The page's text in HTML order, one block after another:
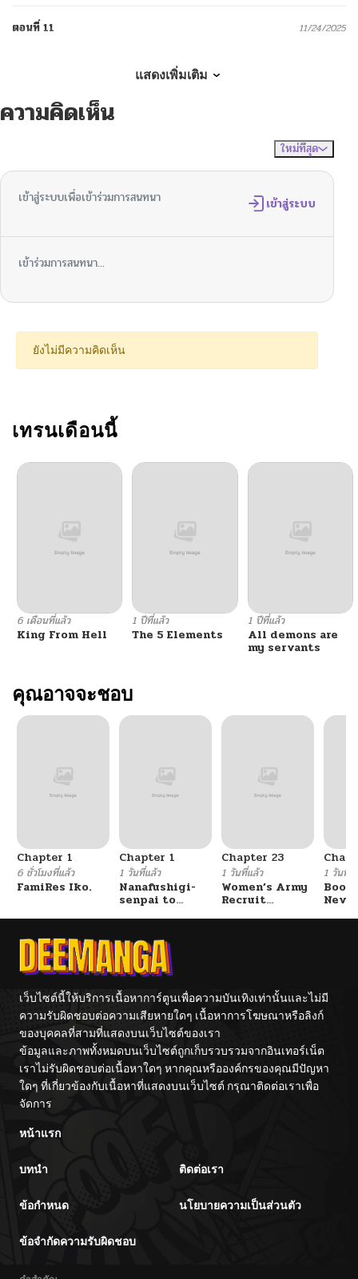
ตอนที่ 11 11/24/2025
ตอนที่ 9
12/15/2024
ตอนที่ 7 12/15/2024
12/15/2024
ตอนที่ 4 12/15/2024
ตอนที่ 2
ตอนที่ 1
แสดงเพิ่มเติม
ความคิดเห็น
ใหม่ที่สุด
เข้าสู่ระบบเพื่อเข้าร่วมการสนทนา เข้าสู่ระบบ
เข้าร่วมการสนทนา...
ยังไม่มีความคิดเห็น
เทรนเดือนนี้
6 เดือนที่แล้ว
King From Hell
1 ปีที่แล้ว
The 5 Elements
1 ปีที่แล้ว
All demons are
my servants
คุณอาจจะชอบ
Chapter 1
6 ชั่วโมงที่แล้ว
FamiRes Iko.
Chapter 1
1 วันที่แล้ว
Nanafushigi-
senpai to
Chapter 23
1 วันที่แล้ว
Women’s Army
Recruit
1 วันที่แ
เว็บไซต์นี้ให้บริการเนื้อหาการ์ตูนเพื่อความบันเทิงเท่านั้นและไม่มี
ความรับผิดชอบต่อความเสียหายใดๆ เนื้อหาการโฆษณาหรือลิงก์
ของบุคคลที่สามที่แสดงบนเว็บไซต์ของเรา
ข้อมูลและภาพทั้งหมดบนเว็บไซต์ถูกเก็บรวบรวมจากอินเทอร์เน็ต
เราไม่รับผิดชอบต่อเนื้อหาใดๆ หากคุณหรือองค์กรของคุณมีปัญหา
ใดๆ ที่เกี่ยวข้องกับเนื้อหาที่แสดงบนเว็บไซต์ กรุณาติดต่อเราเพื่อ
จัดการ
หน้าแรก
บทนำ ติดต่อเรา
ข้อกำหนด นโยบายความเป็นส่วนตัว
ข้อจำกัดความรับผิดชอบ